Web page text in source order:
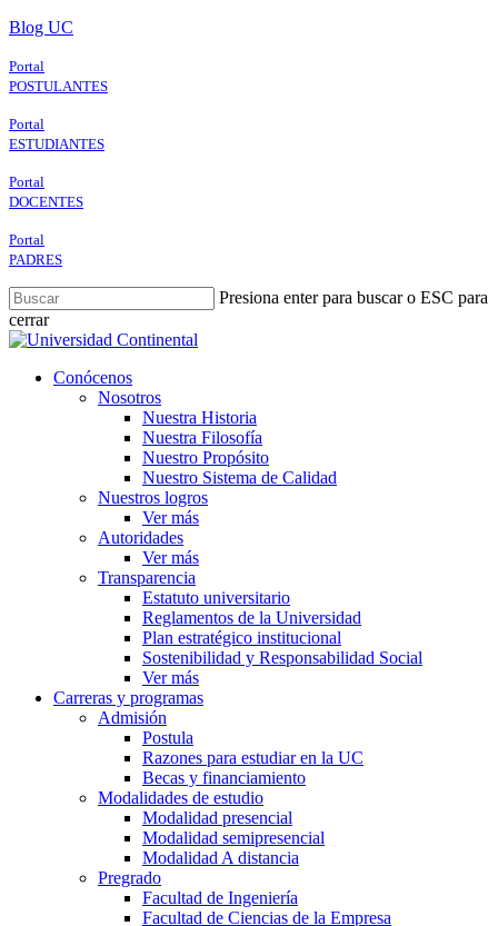
Skip
main
content
Blog UC
Portal
POSTULANTES
Portal
ESTUDIANTES
Portal
DOCENTES
Portal
PADRES
Presiona enter para buscar o ESC para
cerrar
Close
search
Menu
Conócenos
Nosotros
Nuestra Historia
Nuestra Filosofía
Nuestro Propósito
Nuestro Sistema de Calidad
Nuestros logros
Ver más
Autoridades
Ver más
Transparencia
Estatuto universitario
Reglamentos de la Universidad
Plan estratégico institucional
Sostenibilidad y Responsabilidad Social
Ver más
Carreras y programas
Admisión
Postula
Razones para estudiar en la UC
Becas y financiamiento
Modalidades de estudio
Modalidad presencial
Modalidad semipresencial
Modalidad A distancia
Pregrado
Facultad de Ingeniería
Facultad de Ciencias de la Empresa